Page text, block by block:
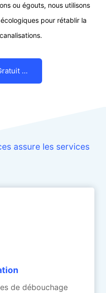
ou égouts, nous utilisons
pour rétablir la
…
assure les services
de débouchage